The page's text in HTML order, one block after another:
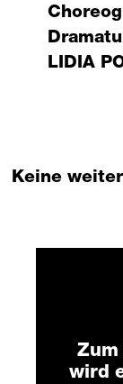
LIDIA
Keine
Zum
wird